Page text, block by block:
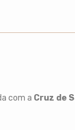
com a Cruz de